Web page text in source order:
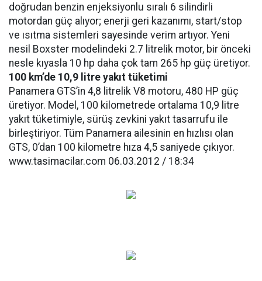
doğrudan benzin enjeksiyonlu sıralı 6 silindirli
motordan güç alıyor; enerji geri kazanımı, start/stop
ve ısıtma sistemleri sayesinde verim artıyor. Yeni
nesil Boxster modelindeki 2.7 litrelik motor, bir önceki
nesle kıyasla 10 hp daha çok tam 265 hp güç üretiyor.
100 km’de 10,9 litre yakıt tüketimi
Panamera GTS’in 4,8 litrelik V8 motoru, 480 HP güç
üretiyor. Model, 100 kilometrede ortalama 10,9 litre
yakıt tüketimiyle, sürüş zevkini yakıt tasarrufu ile
birleştiriyor. Tüm Panamera ailesinin en hızlısı olan
GTS, 0’dan 100 kilometre hıza 4,5 saniyede çıkıyor.
www.tasimacilar.com 06.03.2012 / 18:34